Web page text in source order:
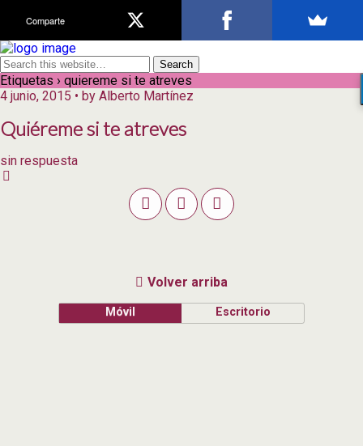
Etiquetas › quiereme si te atreves
4 junio, 2015 • by Alberto Martínez
Quiéreme si te atreves
sin respuesta
Volver arriba
Móvil Escritorio
Comparte